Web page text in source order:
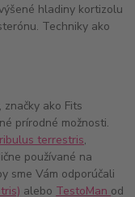
hladiny kortizolu
Techniky ako
ako Fits
prírodné možnosti.
terrestris,
používané na
sme Vám odporúčali
alebo TestoMan od